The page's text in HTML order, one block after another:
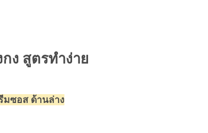
ง สูตรทำง่าย
มซอส ด้านล่าง